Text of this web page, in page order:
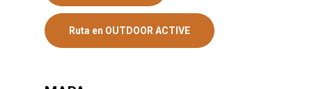
Ruta en OUTDOOR ACTIVE